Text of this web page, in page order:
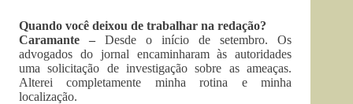
Quando você deixou de trabalhar na redação?
Caramante –Desde o início de setembro. Os
advogados do jornal encaminharam às autoridades
uma solicitação de investigação sobre as ameaças.
Alterei completamente minha rotina e minha
localização.